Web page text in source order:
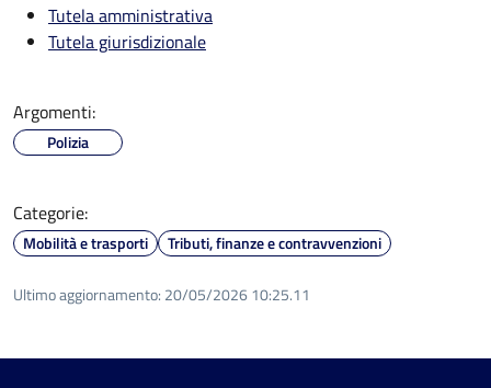
Tutela amministrativa
Tutela giurisdizionale
Argomenti:
Polizia
Categorie:
Mobilità e trasporti Tributi, finanze e contravvenzioni
Ultimo aggiornamento: 20/05/2026 10:25.11